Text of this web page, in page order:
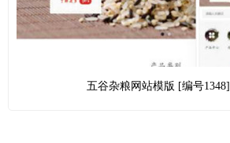
五谷杂粮网站模版 [编号1348]